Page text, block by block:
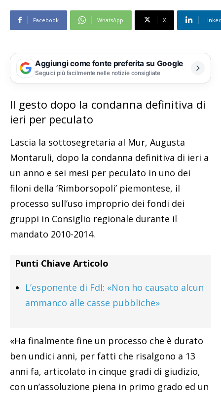
Facebook WhatsApp X
Aggiungi come fonte preferita su Google
Seguici più facilmente nelle notizie consigliate
Il gesto dopo la condanna definitiva di
ieri per peculato
Lascia la sottosegretaria al Mur, Augusta
Montaruli, dopo la condanna definitiva di ieri a
un anno e sei mesi per peculato in uno dei
filoni della ‘Rimborsopoli’ piemontese, il
processo sull’uso improprio dei fondi dei
gruppi in Consiglio regionale durante il
mandato 2010-2014.
Punti Chiave Articolo
L’esponente di FdI: «Non ho causato alcun
ammanco alle casse pubbliche»
«Ha finalmente fine un processo che è durato
ben undici anni, per fatti che risalgono a 13
anni fa, articolato in cinque gradi di giudizio,
con un’assoluzione piena in primo grado ed un